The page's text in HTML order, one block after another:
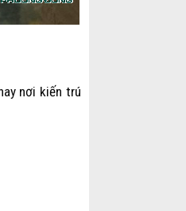
nơi kiến trú